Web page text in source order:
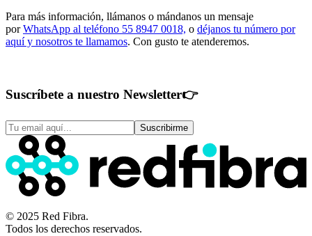
Para más información, llámanos o mándanos un mensaje
porWhatsApp al teléfono 55 8947 0018, o déjanos tu número por
aquí y nosotros te llamamos. Con gusto te atenderemos.
Suscríbete a nuestro Newsletter👉
Suscribirme
© 2025 Red Fibra.
Todos los derechos reservados.